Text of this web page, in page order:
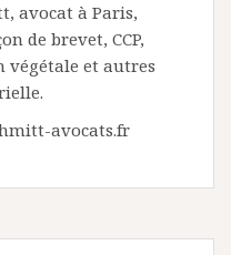
avocat à Paris,
de brevet, CCP,
végétale et autres
avocats.fr